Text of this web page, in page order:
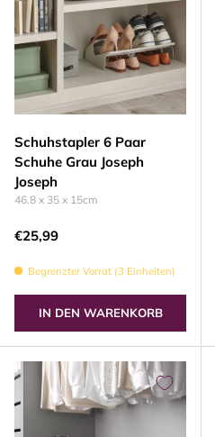
Schuhstapler 6 Paar
Schuhe Grau Joseph
Joseph
46.8 x 35 x 15cm
€25,99
Begrenzter Vorrat (3 Einheiten)
IN DEN WARENKORB